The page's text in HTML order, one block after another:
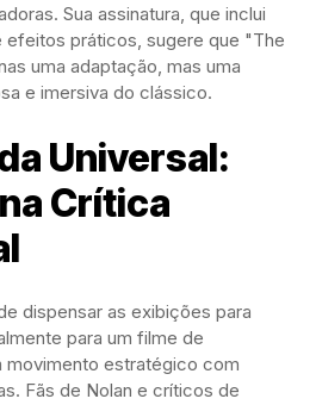
Sua assinatura, que inclui
efeitos práticos, sugere que "The
uma adaptação, mas uma
e imersiva do clássico.
Universal:
Crítica
dispensar as exibições para
para um filme de
movimento estratégico com
Fãs de Nolan e críticos de